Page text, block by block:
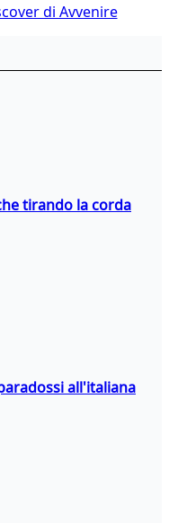
di Avvenire
tirando la corda
all'italiana